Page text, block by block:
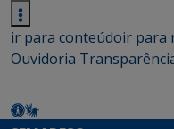
ir para conteúdoir para
Ouvidoria